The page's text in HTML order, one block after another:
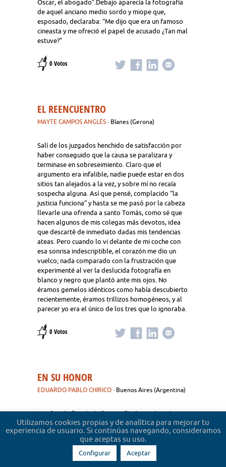
Óscar, el abogado”.Debajo aparecía la fotografía
de aquel anciano medio sordo y miope que,
esposado, declaraba: “Me dijo que era un famoso
cineasta y me ofreció el papel de acusado ¿Tan mal
estuve?”
0 Votos
EL REENCUENTRO
MAYTE CAMPOS ANGLÉS · Blanes (Gerona)
Salí de los juzgados henchido de satisfacción por
haber conseguido que la causa se paralizara y
terminase en sobreseimiento. Claro que el
argumento era infalible, nadie puede estar en dos
sitios tan alejados a la vez, y sobre mí no recaía
sospecha alguna. Así que pensé, complacido “la
justicia funciona” y hasta se me pasó por la cabeza
llevarle una ofrenda a santo Tomás, como sé que
hacen algunos de mis colegas más devotos, idea
que descarté de inmediato dadas mis tendencias
ateas. Pero cuando lo vi delante de mi coche con
esa sonrisa indescriptible, el corazón me dio un
vuelco; nada comparado con la frustración que
experimenté al ver la deslucida fotografía en
blanco y negro que plantó ante mis ojos. No
éramos gemelos idénticos como había descubierto
recientemente, éramos trillizos homogéneos, y al
parecer yo era el único de los tres que lo ignoraba.
0 Votos
EN SU HONOR
EDUARDO PABLO CHIRICO · Buenos Aires (Argentina)
La ofrenda floral y la fotografía de graduación
mostraban distorsionados contornos a través de la
copa de champagne. Las flores se las habían
enviado desde su oficina a Claudia, con una tarjeta
que rezaba:”Por veinte años de exitoso trabajo en
el bufete, y por muchos más.” Este era el prólogo
Utilizamos cookies propias y de analítica para mejorar tu
experiencia de usuario. Si continúas navegando, consideramos
que aceptas su uso.
Configurar Aceptar